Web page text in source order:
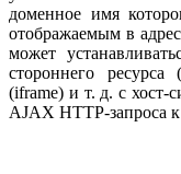
доменное имя
отображаемым в
может
стороннего
(iframe) и т. д. с хост-
AJAX HTTP-запроса